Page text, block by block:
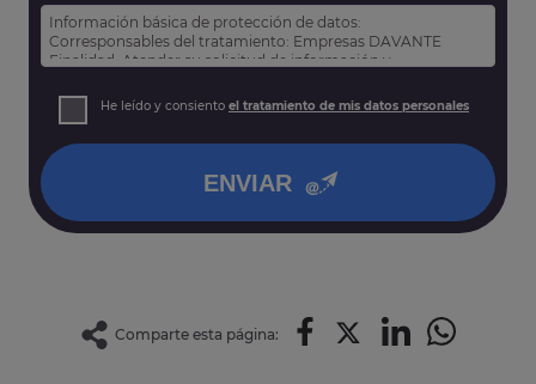
Información básica de protección de datos:
Corresponsables del tratamiento: Empresas DAVANTE
Finalidad: Atender su solicitud de información y
Derechos: Puede acceder, rectificar y suprimir sus datos,
así como otros derechos tal y como se explica en nuestra
He leído y consiento el tratamiento de mis datos personales
ENVIAR
Comparte esta página: